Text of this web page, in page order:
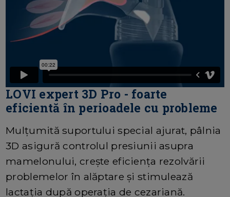
LOVI expert 3D Pro - foarte
eficientă în perioadele cu probleme
Mulțumită suportului special ajurat, pâlnia
3D asigură controlul presiunii asupra
mamelonului, crește eficiența rezolvării
problemelor în alăptare și stimulează
lactația după operația de cezariană.